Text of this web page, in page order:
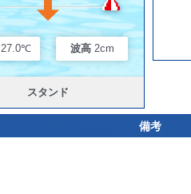
27.0℃ 波高 2cm
スタンド
備考